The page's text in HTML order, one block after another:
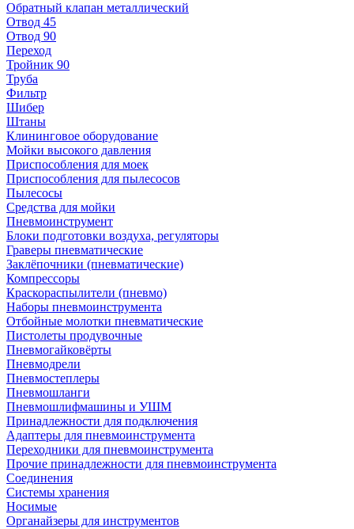
Обратный клапан металлический
Отвод 45
Отвод 90
Переход
Тройник 90
Труба
Фильтр
Шибер
Штаны
Клининговое оборудование
Мойки высокого давления
Приспособления для моек
Приспособления для пылесосов
Пылесосы
Средства для мойки
Пневмоинструмент
Блоки подготовки воздуха, регуляторы
Граверы пневматические
Заклёпочники (пневматические)
Компрессоры
Краскораспылители (пневмо)
Наборы пневмоинструмента
Отбойные молотки пневматические
Пистолеты продувочные
Пневмогайковёрты
Пневмодрели
Пневмостеплеры
Пневмошланги
Пневмошлифмашины и УШМ
Принадлежности для подключения
Адаптеры для пневмоинструмента
Переходники для пневмоинструмента
Прочие принадлежности для пневмоинструмента
Соединения
Системы хранения
Носимые
Органайзеры для инструментов